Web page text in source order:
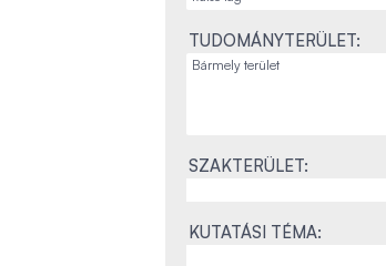
TUDOMÁNYTERÜLET:
SZAKTERÜLET:
KUTATÁSI TÉMA: